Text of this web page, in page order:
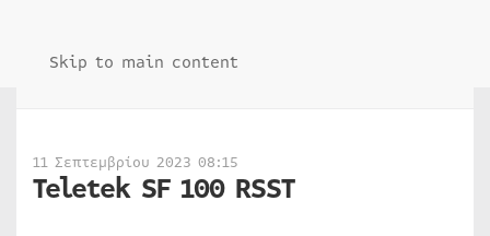
Skip to main content
11 Σεπτεμβρίου 2023 08:15
Teletek SF 100 RSST